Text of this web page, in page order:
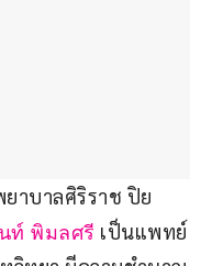
ยาบาลศิริราช ปิย
ท์ พิมลศรี เป็นแพทย์